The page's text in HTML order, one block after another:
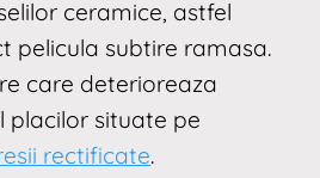
ceramice, astfel
pelicula subtire ramasa.
care deterioreaza
placilor situate pe
rectificate.